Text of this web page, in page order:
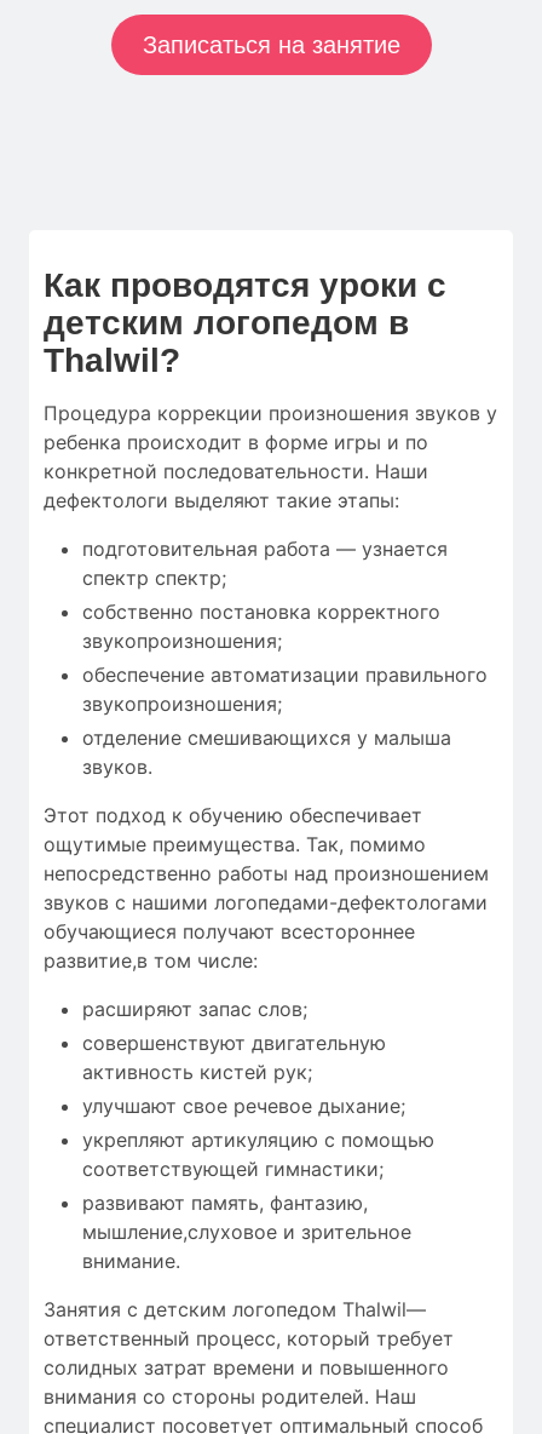
Записаться на занятие
Как проводятся уроки с
детским логопедом в
Thalwil?
Процедура коррекции произношения звуков у
ребенка происходит в форме игры и по
конкретной последовательности. Наши
дефектологи выделяют такие этапы:
подготовительная работа — узнается
спектр спектр;
собственно постановка корректного
звукопроизношения;
обеспечение автоматизации правильного
звукопроизношения;
отделение смешивающихся у малыша
звуков.
Этот подход к обучению обеспечивает
ощутимые преимущества. Так, помимо
непосредственно работы над произношением
звуков с нашими логопедами-дефектологами
обучающиеся получают всестороннее
развитие,в том числе:
расширяют запас слов;
совершенствуют двигательную
активность кистей рук;
улучшают свое речевое дыхание;
укрепляют артикуляцию с помощью
соответствующей гимнастики;
развивают память, фантазию,
мышление,слуховое и зрительное
внимание.
Занятия с детским логопедом Thalwil—
ответственный процесс, который требует
солидных затрат времени и повышенного
внимания со стороны родителей. Наш
специалист посоветует оптимальный способ